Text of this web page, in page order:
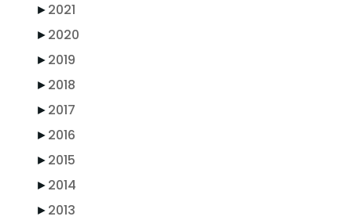
►2021
►2020
►2019
►2018
►2017
►2016
►2015
►2014
►2013